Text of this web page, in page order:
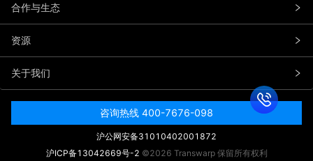
合作与生态
资源
关于我们
咨询热线 400-7676-098
沪公网安备31010402001872
沪ICP备13042669号-2 ©2026 Transwarp 保留所有权利